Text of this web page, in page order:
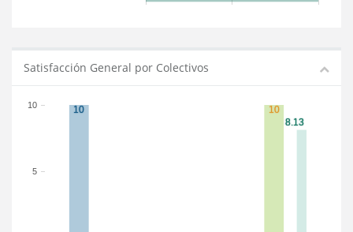
Satisfacción General por Colectivos
5
10